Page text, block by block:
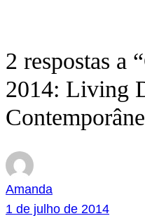
2 respostas a
2014: Living
Amanda
1 de julho de 2014